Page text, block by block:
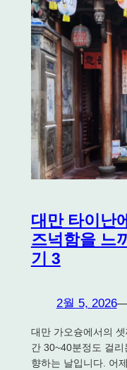
대만 타이난
즈넉함을 느
기 3
2월 5, 2026
대만 가오슝에서의
간 30~40분정도 걸
향하는 날입니다. 어